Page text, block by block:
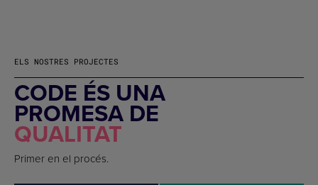
ELS NOSTRES PROJECTES
CODE ÉS UNA
PROMESA DE
QUALITAT
Primer en el procés.